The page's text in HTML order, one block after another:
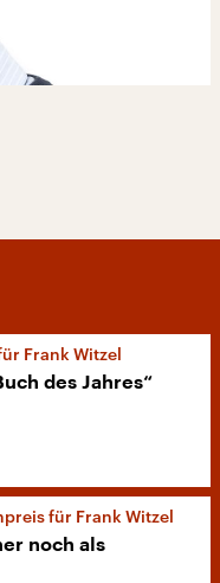
Frank Witzel
des Jahres“
für Frank Witzel
noch als